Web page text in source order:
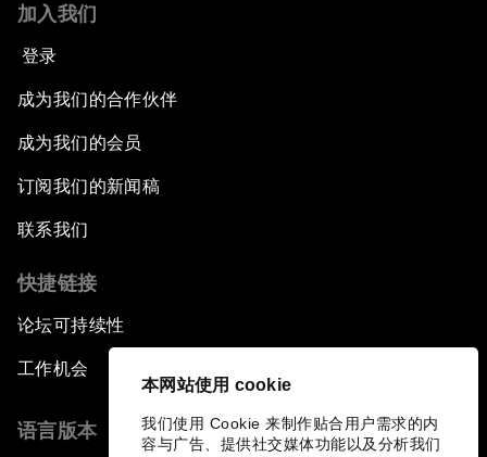
本网站使用 cookie
我们使用 Cookie 来制作贴合用户需求的内
容与广告、提供社交媒体功能以及分析我们
加入我们
登录
成为我们的合作伙伴
成为我们的会员
订阅我们的新闻稿
联系我们
快捷链接
论坛可持续性
工作机会
语言版本